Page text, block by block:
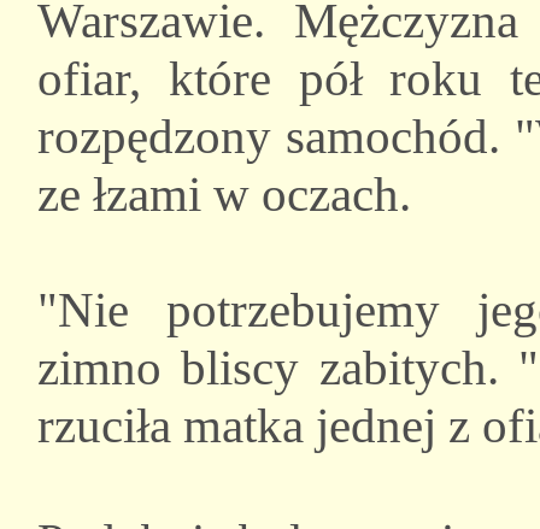
Warszawie.
ofiar, które pół roku
rozpędzony samochód.
ze łzami w oczach.
"Nie potrzebujemy
zimno bliscy zabitych.
rzuciła matka jednej z